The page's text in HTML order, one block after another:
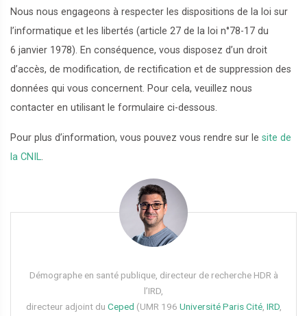
Nous nous engageons à respecter les dispositions de la loi sur
l’informatique et les libertés (article 27 de la loi n°78-17 du
6 janvier 1978). En conséquence, vous disposez d’un droit
d’accès, de modification, de rectification et de suppression des
données qui vous concernent. Pour cela, veuillez nous
contacter en utilisant le formulaire ci-dessous.
Pour plus d’information, vous pouvez vous rendre sur le site de
la CNIL.
Démographe en santé publique, directeur de recherche HDR à
l’IRD,
directeur adjoint du Ceped (UMR 196 Université Paris Cité, IRD,